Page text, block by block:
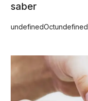
saber
undefinedOctundefined